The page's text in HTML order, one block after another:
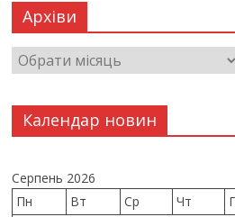
Архіви
Календар новин
Серпень 2026
Пн
Вт Ср Чт